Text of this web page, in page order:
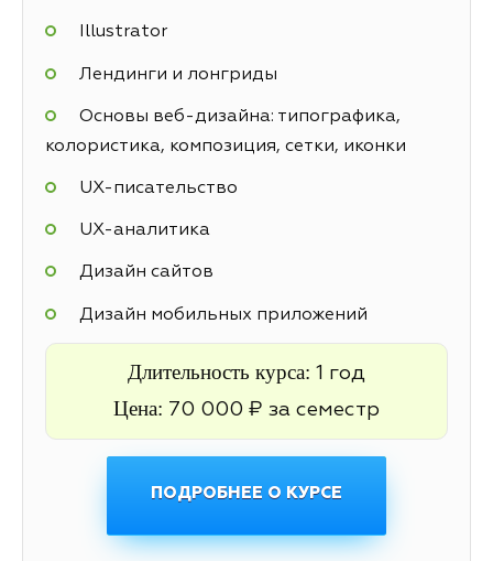
Illustrator
Лендинги и лонгриды
Основы веб-дизайна: типографика,
колористика, композиция, сетки, иконки
UX-писательство
UX-аналитика
Дизайн сайтов
Дизайн мобильных приложений
Длительность курса: 1 год
Цена: 70 000 ₽ за семестр
ПОДРОБНЕЕ О КУРСЕ